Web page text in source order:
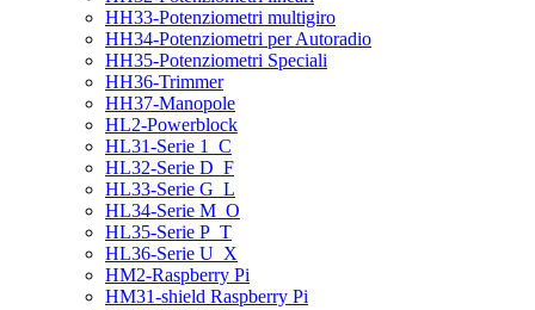
HH33-Potenziometri multigiro
HH34-Potenziometri per Autoradio
HH35-Potenziometri Speciali
HH36-Trimmer
HH37-Manopole
HL2-Powerblock
HL31-Serie 1_C
HL32-Serie D_F
HL33-Serie G_L
HL34-Serie M_O
HL35-Serie P_T
HL36-Serie U_X
HM2-Raspberry Pi
HM31-shield Raspberry Pi